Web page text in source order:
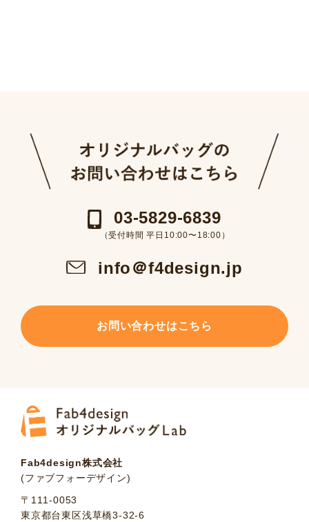
03-5829-6839
（受付時間 平日10:00〜18:00）
info＠f4design.jp
お問い合わせはこちら
Fab4design株式会社
(ファブフォーデザイン)
〒111-0053
東京都台東区浅草橋3-32-6